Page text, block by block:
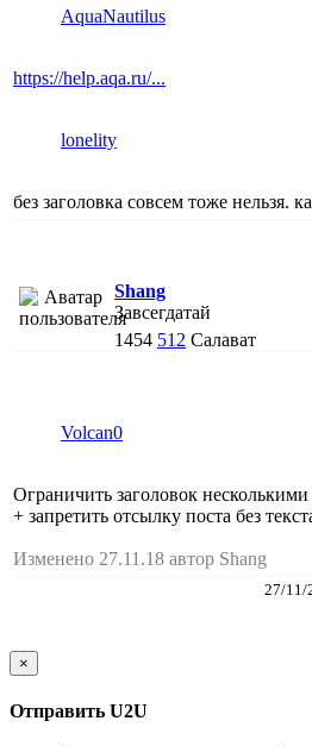
AquaNautilus
https://help.aqa.ru/...
lonelity
без заголовка совсем тоже нельзя.
Shang
Завсегдатай
1454 512 Салават
Volcan0
Ограничить заголовок
+ запретить отсылку поста без
Изменено 27.11.18 автор Shang
27/11/
×
Отправить U2U